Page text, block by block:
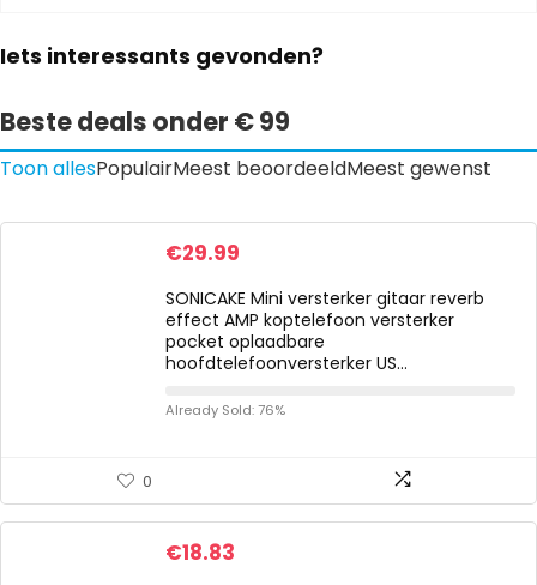
Iets interessants gevonden?
Beste deals onder € 99
Toon allesPopulairMeest beoordeeldMeest gewenst
€29.99
SONICAKE Mini versterker gitaar reverb
effect AMP koptelefoon versterker
pocket oplaadbare
hoofdtelefoonversterker US…
Already Sold: 76%
0
€18.83